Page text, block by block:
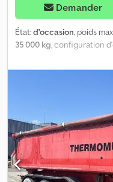
Demander
État:d'occasion, poids
35 000 kg , configuration
m³, Année de
MSK 24, 3 essieux, essieu
bon Dsdpfx